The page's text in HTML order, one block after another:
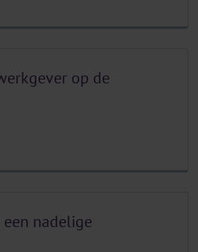
op de
nadelige